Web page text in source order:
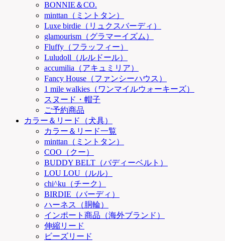
BONNIE＆CO.
minttan（ミントタン）
Luxe birdie（リュクスバーディ）
glamourism（グラマーイズム）
Fluffy（フラッフィー）
Luludoll（ルルドール）
accumilia（アキュミリア）
Fancy House（ファンシーハウス）
1 mile walkies（ワンマイルウォーキーズ）
スヌード・帽子
ご予約商品
カラー＆リード（犬具）
カラー＆リード一覧
minttan（ミントタン）
COO（クー）
BUDDY BELT（バディーベルト）
LOU LOU（ルル）
chi^ku（チーク）
BIRDIE（バーディ）
ハーネス（胴輪）
インポート商品（海外ブランド）
伸縮リード
ビーズリード